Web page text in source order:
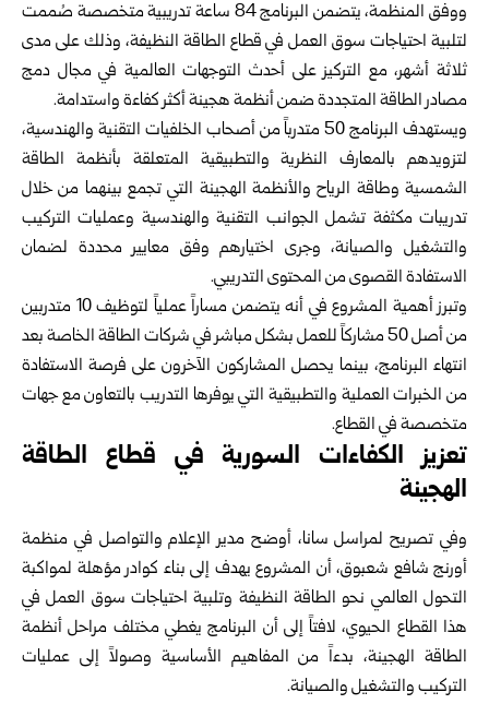
ووفق المنظمة، يتضمن البرنامج 84 ساعة تدريبية متخصصة صُممت
لتلبية احتياجات سوق العمل في قطاع الطاقة النظيفة، وذلك على مدى
ثلاثة أشهر، مع التركيز على أحدث التوجهات العالمية في مجال دمج
مصادر الطاقة المتجددة ضمن أنظمة هجينة أكثر كفاءة واستدامة.
ويستهدف البرنامج 50 متدرباً من أصحاب الخلفيات التقنية والهندسية،
لتزويدهم بالمعارف النظرية والتطبيقية المتعلقة بأنظمة الطاقة
الشمسية وطاقة الرياح والأنظمة الهجينة التي تجمع بينهما من خلال
تدريبات مكثفة تشمل الجوانب التقنية والهندسية وعمليات التركيب
والتشغيل والصيانة، وجرى اختيارهم وفق معايير محددة لضمان
الاستفادة القصوى من المحتوى التدريبي.
وتبرز أهمية المشروع في أنه يتضمن مساراً عملياً لتوظيف 10 متدربين
من أصل 50 مشاركاً للعمل بشكل مباشر في شركات الطاقة الخاصة بعد
انتهاء البرنامج، بينما يحصل المشاركون الآخرون على فرصة الاستفادة
من الخبرات العملية والتطبيقية التي يوفرها التدريب بالتعاون مع جهات
متخصصة في القطاع.
تعزيز الكفاءات السورية في قطاع الطاقة
الهجينة
وفي تصريح لمراسل سانا، أوضح مدير الإعلام والتواصل في منظمة
أورنج شافع شعبوق، أن المشروع يهدف إلى بناء كوادر مؤهلة لمواكبة
التحول العالمي نحو الطاقة النظيفة وتلبية احتياجات سوق العمل في
هذا القطاع الحيوي، لافتاً إلى أن البرنامج يغطي مختلف مراحل أنظمة
الطاقة الهجينة، بدءاً من المفاهيم الأساسية وصولاً إلى عمليات
التركيب والتشغيل والصيانة.